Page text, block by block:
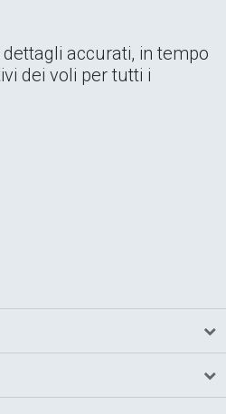
accurati, in tempo
dei voli per tutti i